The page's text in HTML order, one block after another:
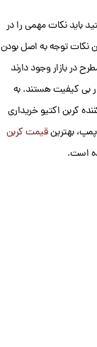
باید نکات مهمی را در
نکات توجه به اصل بودن
در بازار وجود دارند
بی کیفیت هستند. به
کربن اکتیو خریداری
بهترینقیمت کربن
است.